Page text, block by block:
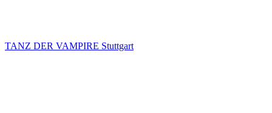
TANZ DER VAMPIRE Stuttgart